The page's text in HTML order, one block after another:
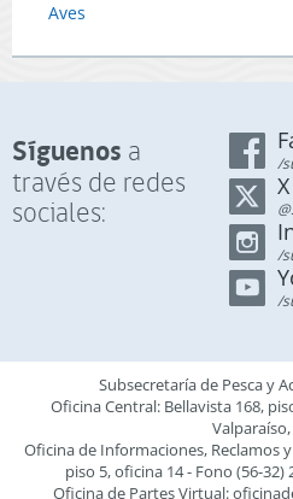
Aves
Síguenos a
través de redes
sociales:
/
X
/
/
Subsecretaría de Pesca y
Oficina Central: Bellavista 168,
Oficina de Informaciones, Reclamos
piso 5, oficina 14 - Fono (56-32)
Oficina de Partes Virtual: